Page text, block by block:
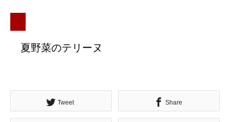
夏野菜のテリーヌ
Tweet Share